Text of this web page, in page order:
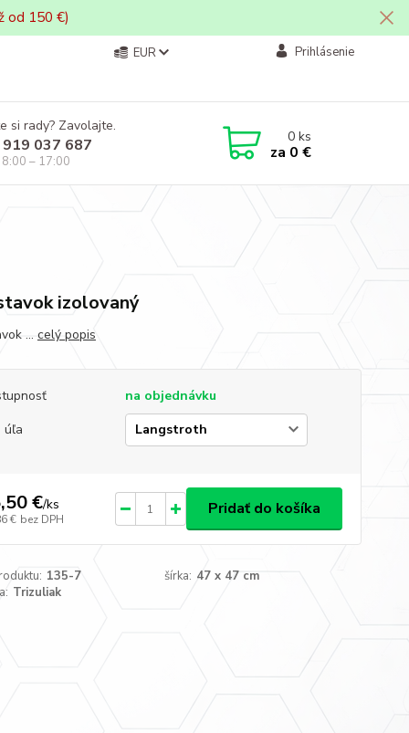
od 150 €)
EUR Prihlásenie
si rady? Zavolajte.
037 687
8:00 – 17:00
0ks
za 0 €
izolovaný
... celý popis
na objednávku
úľa
€/ks
€ bez DPH
Pridať do košíka
135-7 šírka: 47 x 47 cm
Trizuliak